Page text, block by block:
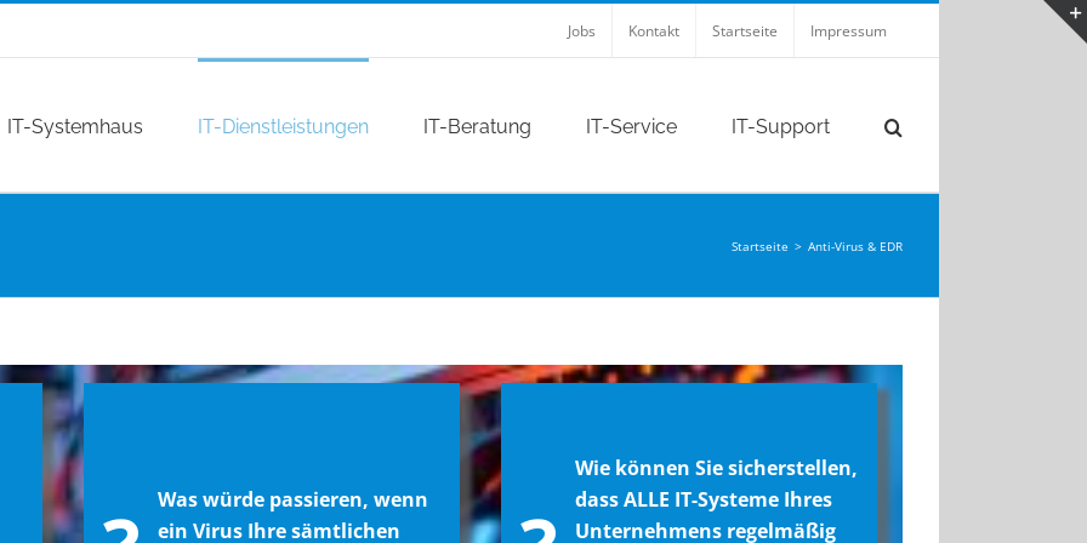
Jobs Kontakt Startseite Impressum
IT-Systemhaus IT-Dienstleistungen IT-Beratung IT-Service IT-Support
Startseite > Anti-Virus & EDR
Was würde passieren, wenn
ein Virus Ihre sämtlichen
Wie können Sie sicherstellen,
dass ALLE IT-Systeme Ihres
Unternehmens regelmäßig